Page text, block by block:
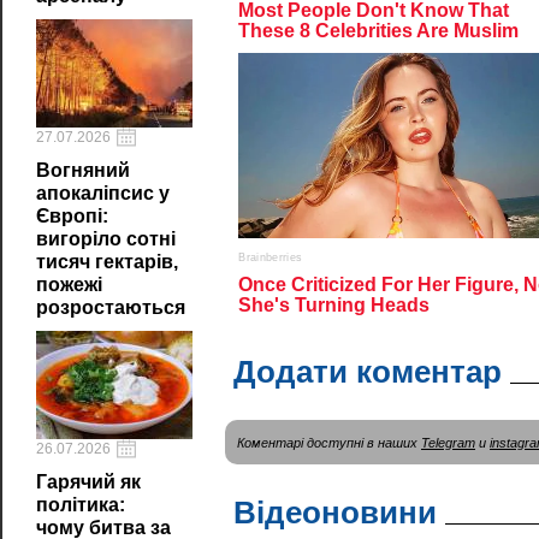
27.07.2026
Вогняний
апокаліпсис у
Європі:
вигоріло сотні
тисяч гектарів,
пожежі
розростаються
26.07.2026
Гарячий як
політика:
чому битва за
Додати коментар
Коментарі доступні в наших Telegram и
Відеоновини